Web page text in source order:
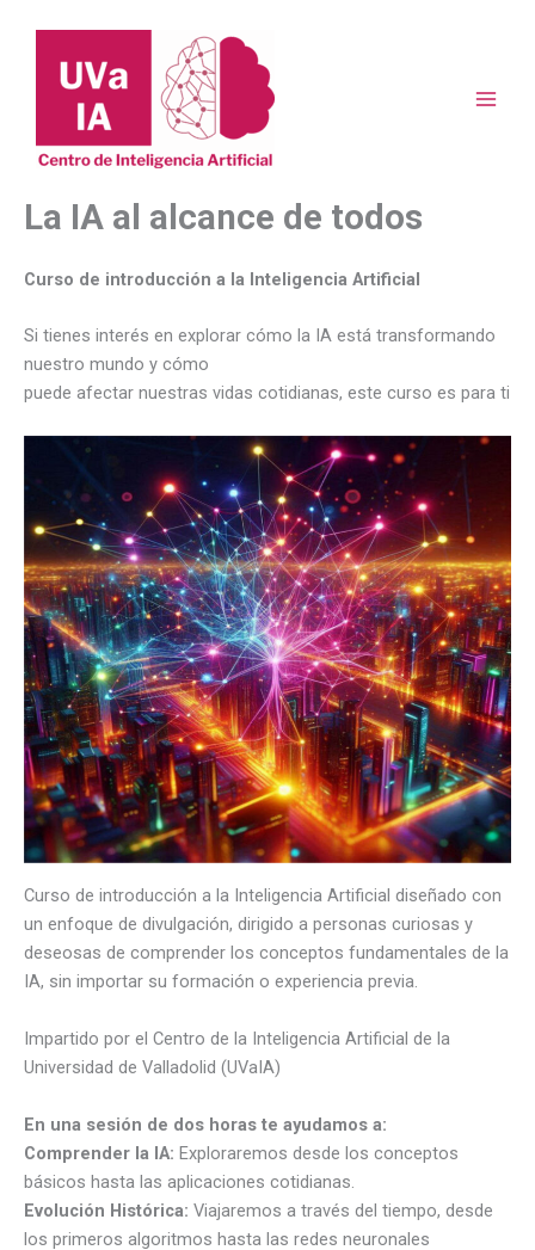
La IA al alcance de todos
Curso de introducción a la Inteligencia Artificial
Si tienes interés en explorar cómo la IA está transformando
nuestro mundo y cómo
puede afectar nuestras vidas cotidianas, este curso es para ti
Curso de introducción a la Inteligencia Artificial diseñado con
un enfoque de divulgación, dirigido a personas curiosas y
deseosas de comprender los conceptos fundamentales de la
IA, sin importar su formación o experiencia previa.
Impartido por el Centro de la Inteligencia Artificial de la
Universidad de Valladolid (UVaIA)
En una sesión de dos horas te ayudamos a:
Comprender la IA: Exploraremos desde los conceptos
básicos hasta las aplicaciones cotidianas.
Evolución Histórica: Viajaremos a través del tiempo, desde
los primeros algoritmos hasta las redes neuronales